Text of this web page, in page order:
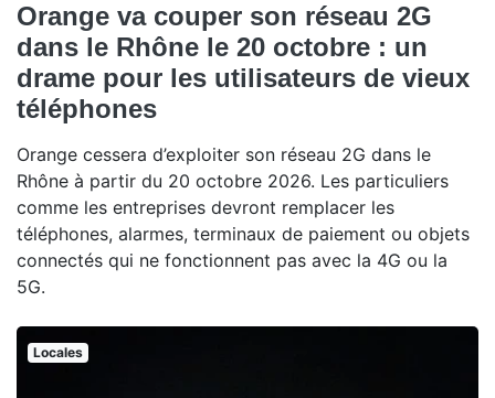
Orange va couper son réseau 2G
dans le Rhône le 20 octobre : un
drame pour les utilisateurs de vieux
téléphones
Orange cessera d’exploiter son réseau 2G dans le
Rhône à partir du 20 octobre 2026. Les particuliers
comme les entreprises devront remplacer les
téléphones, alarmes, terminaux de paiement ou objets
connectés qui ne fonctionnent pas avec la 4G ou la
5G.
Locales